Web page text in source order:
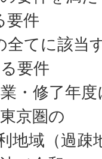
要件
てに該当
要件
修了年度
京圏の
（過疎地